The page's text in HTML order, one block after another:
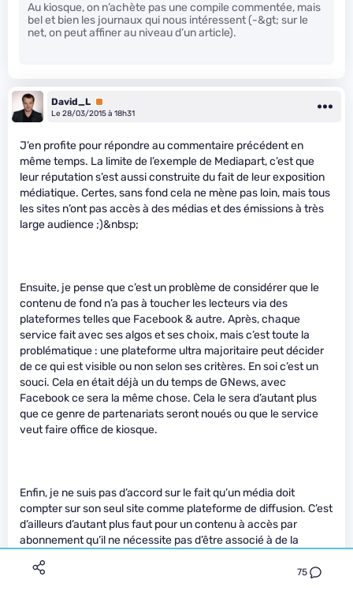
75
Au kiosque, on n’achète pas une compile commentée, mais
bel et bien les journaux qui nous intéressent (-&gt; sur le
net, on peut affiner au niveau d’un article).
David_L Premium
Le 28/03/2015 à 18h31
J’en profite pour répondre au commentaire précédent en
même temps. La limite de l’exemple de Mediapart, c’est que
leur réputation s’est aussi construite du fait de leur exposition
médiatique. Certes, sans fond cela ne mène pas loin, mais tous
les sites n’ont pas accès à des médias et des émissions à très
large audience ;)&nbsp;
Ensuite, je pense que c’est un problème de considérer que le
contenu de fond n’a pas à toucher les lecteurs via des
plateformes telles que Facebook & autre. Après, chaque
service fait avec ses algos et ses choix, mais c’est toute la
problématique : une plateforme ultra majoritaire peut décider
de ce qui est visible ou non selon ses critères. En soi c’est un
souci. Cela en était déjà un du temps de GNews, avec
Facebook ce sera la même chose. Cela le sera d’autant plus
que ce genre de partenariats seront noués ou que le service
veut faire office de kiosque.
Enfin, je ne suis pas d’accord sur le fait qu’un média doit
compter sur son seul site comme plateforme de diffusion. C’est
d’ailleurs d’autant plus faut pour un contenu à accès par
abonnement qu’il ne nécessite pas d’être associé à de la
abonné à NXi par exemple, qu’il lise son contenu ici ou sur une